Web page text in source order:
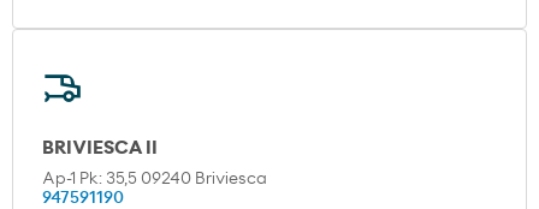
BRIVIESCA II
Ap-1 Pk: 35,5 09240 Briviesca
947591190